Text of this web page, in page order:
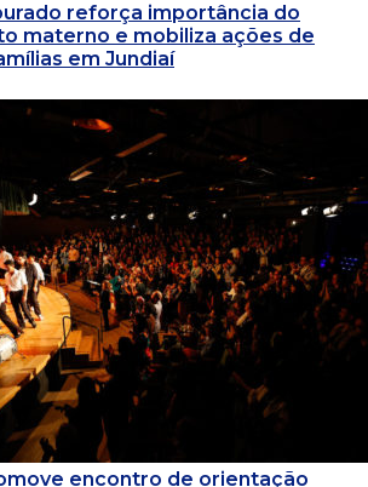
reforça importância do
materno e mobiliza ações de
em Jundiaí
encontro de orientação